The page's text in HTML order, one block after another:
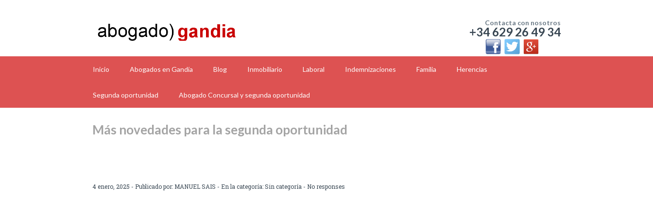
Contacta con nosotros
+34 629 26 49 34
Inicio Abogados en Gandía Blog Inmobiliario Laboral Indemnizaciones Familia Herencias
Segunda oportunidad Abogado Concursal y segunda oportunidad
Más novedades para la segunda oportunidad
4 enero, 2025 - Publicado por: MANUEL SAIS - En la categoría:Sin categoría - No responses